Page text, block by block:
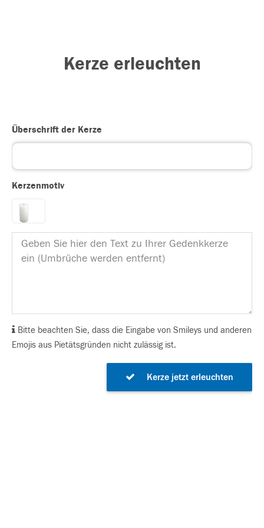
Kerze erleuchten
Überschrift der Kerze
Kerzenmotiv
Bitte beachten Sie, dass die Eingabe von Smileys und anderen
Emojis aus Pietätsgründen nicht zulässig ist.
Kerze jetzt erleuchten